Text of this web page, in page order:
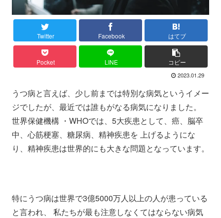
Twitter Facebook はてブ
Pocket LINE コピー
2023.01.29
うつ病と言えば、少し前までは特別な病気というイメー
ジでしたが、最近では誰もがなる病気になりました。
世界保健機構 ・WHOでは、5大疾患として、癌、脳卒
中、心筋梗塞、糖尿病、精神疾患を 上げるようにな
り、精神疾患は世界的にも大きな問題となっています。
特にうつ病は世界で3億5000万人以上の人が患っている
と言われ、 私たちが最も注意しなくてはならない病気